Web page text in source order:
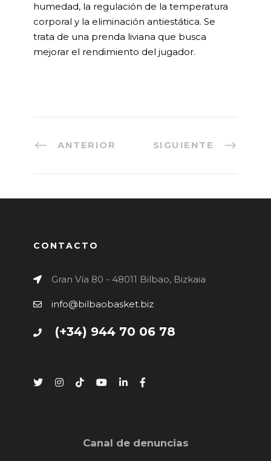
humedad, la regulación de la temperatura
corporal y la eliminación antiestática. Se
trata de una prenda liviana que busca
mejorar el rendimiento del jugador.
ANTERIOR SIGUIENTE
CONTACTO
Gran Vía 80 - 48011 Bilbao, Bizkaia
info@bilbaobasket.biz
(+34) 944 70 06 78
Canal de denuncias